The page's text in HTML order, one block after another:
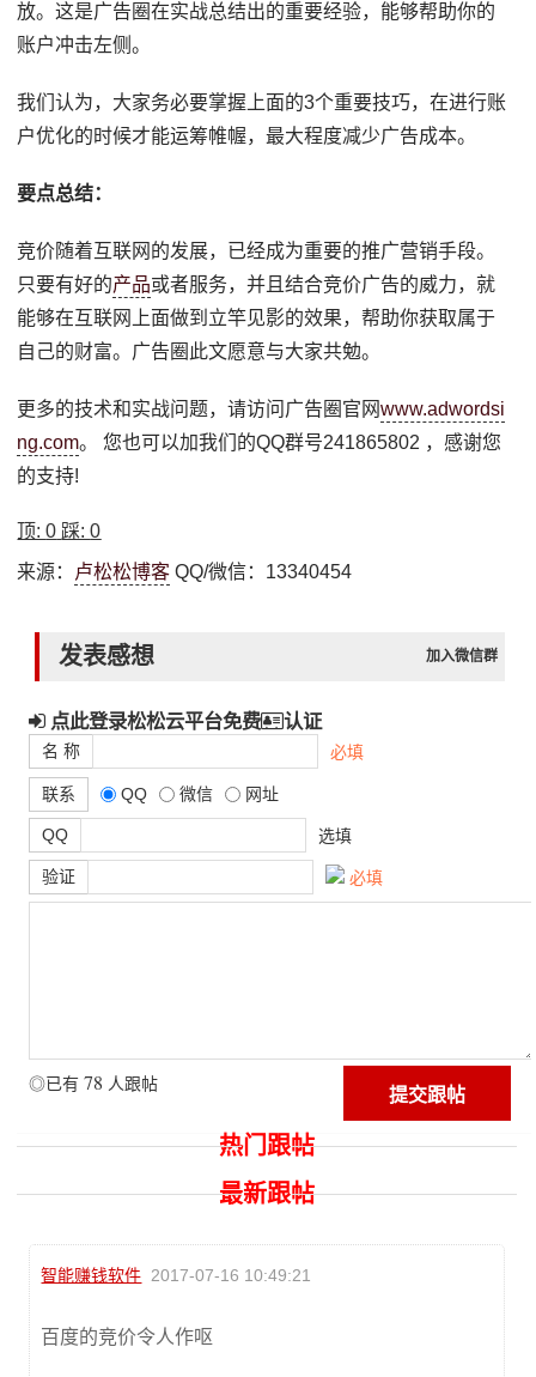
放。这是广告圈在实战总结出的重要经验，能够帮助你的
账户冲击左侧。
我们认为，大家务必要掌握上面的3个重要技巧，在进行账
户优化的时候才能运筹帷幄，最大程度减少广告成本。
要点总结：
竞价随着互联网的发展，已经成为重要的推广营销手段。
只要有好的产品或者服务，并且结合竞价广告的威力，就
能够在互联网上面做到立竿见影的效果，帮助你获取属于
自己的财富。广告圈此文愿意与大家共勉。
更多的技术和实战问题，请访问广告圈官网www.adwordsi
ng.com。 您也可以加我们的QQ群号241865802 ，感谢您
的支持!
顶:0 踩:0
来源： 卢松松博客 QQ/微信：13340454
发表感想 加入微信群
点此登录松松云平台免费 认证
名 称 必填
联系 QQ 微信 网址
QQ 选填
验证 必填
◎已有 78 人跟帖
热门跟帖
最新跟帖
智能赚钱软件 2017-07-16 10:49:21
百度的竞价令人作呕